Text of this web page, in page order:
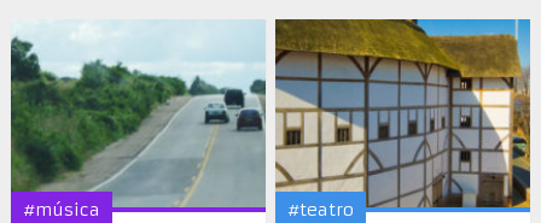
#música #teatro